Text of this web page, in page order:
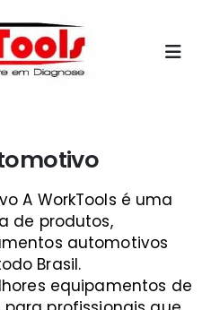
A WorkTools é uma
de produtos,
automotivos
Brasil.
equipamentos de